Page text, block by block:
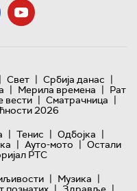
| Свет | Србија данас |
| Мерила времена | Рат
вести | Сматрачница |
2026
| Тенис | Одбојка |
| Ауто-мото | Остали
РТС
| Музика |